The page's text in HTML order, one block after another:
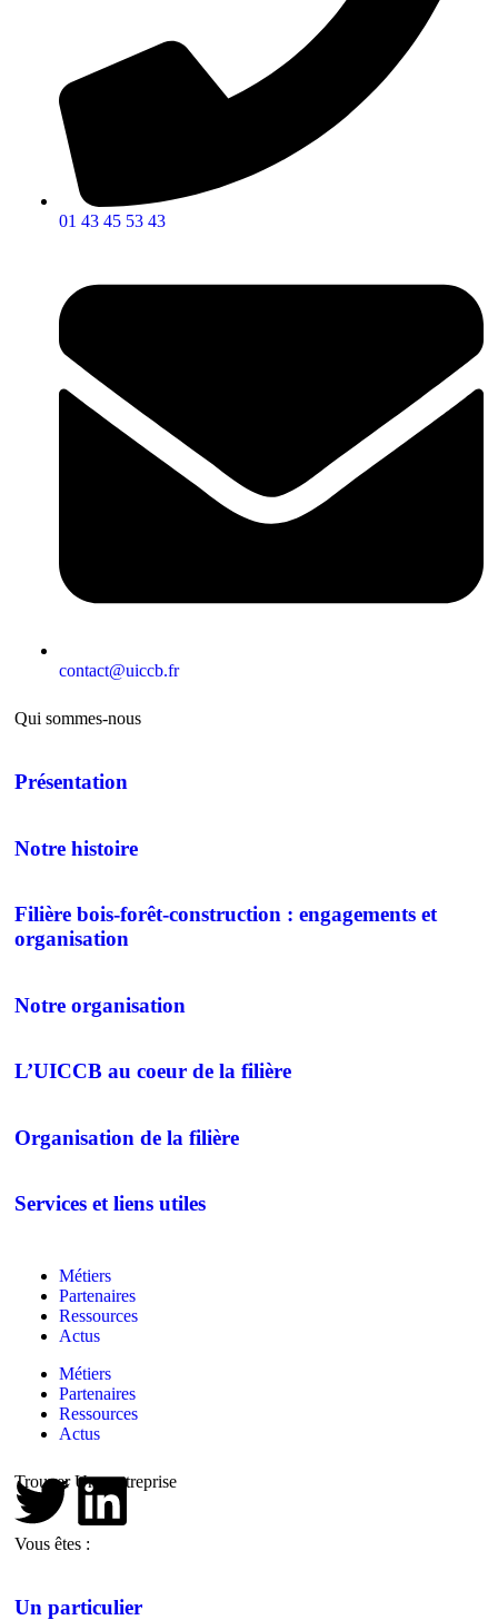
01 43 45 53 43
contact@uiccb.fr
Qui sommes-nous
Présentation
Notre histoire
Filière bois-forêt-construction : engagements et
organisation
Notre organisation
L’UICCB au coeur de la filière
Organisation de la filière
Services et liens utiles
Métiers
Partenaires
Ressources
Actus
Métiers
Partenaires
Ressources
Actus
Trouver Une entreprise
Vous êtes :
Un particulier